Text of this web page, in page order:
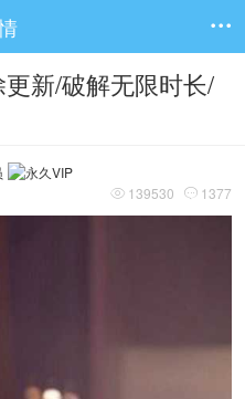

新/破解无限时长/
 139530  1377